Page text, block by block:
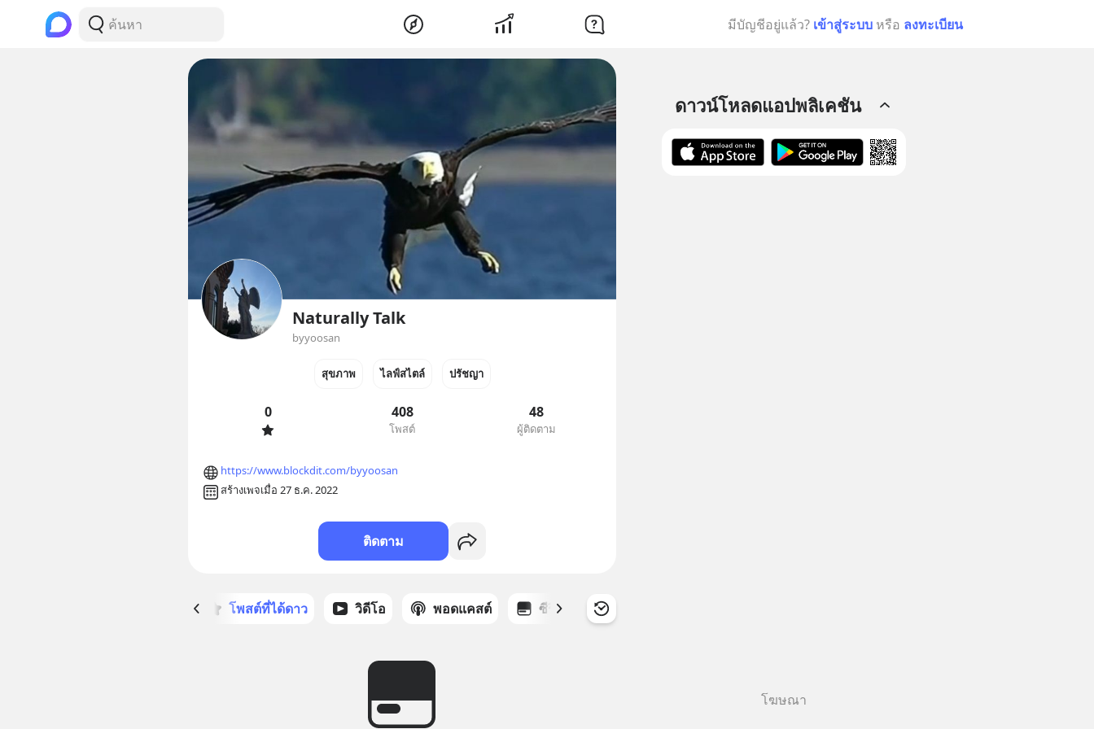
มีบัญชีอยู่แล้ว? เข้าสู่ระบบ หรือ ลงทะเบียน
Naturally Talk
byyoosan
สุขภาพ ไลฟ์สไตล์ ปรัชญา
0 408
โพสต์
48
ผู้ติดตาม
https://www.blockdit.com/byyoosan
สร้างเพจเมื่อ 27 ธ.ค. 2022
ติดตาม
โพสต์ที่ได้ดาว วิดีโอ พอดแคสต์ ซีรีส์
ดาวน์โหลดแอปพลิเคชัน
โฆษณา